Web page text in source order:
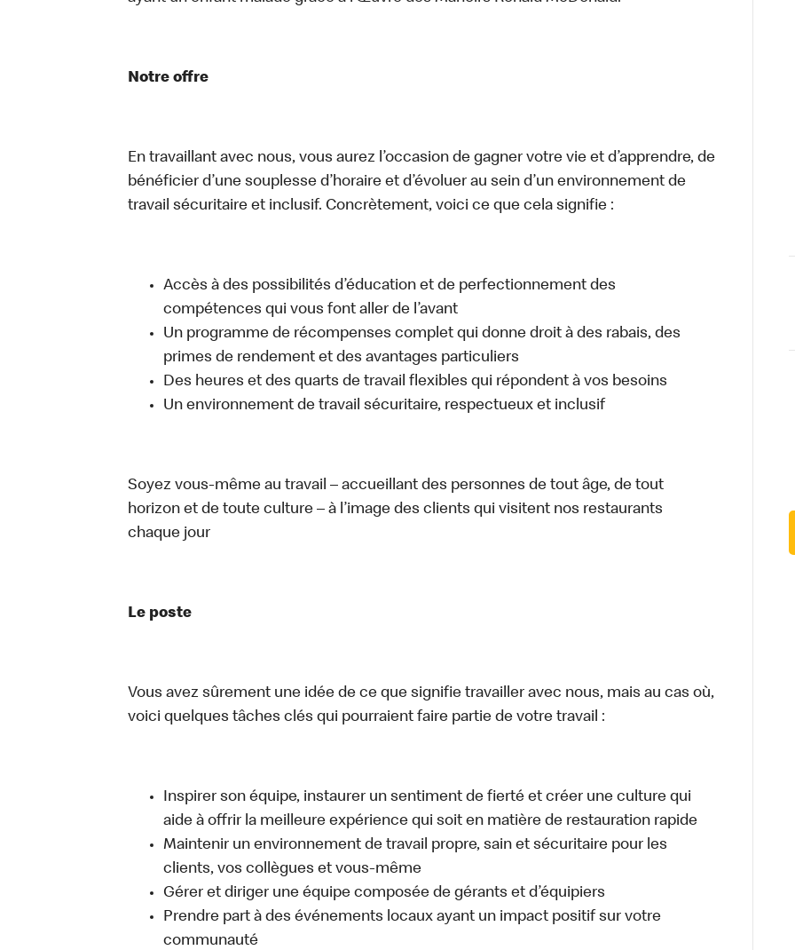
Notre offre
En travaillant avec nous, vous aurez l’occasion de gagner votre vie et d’apprendre, de
bénéficier d’une souplesse d’horaire et d’évoluer au sein d’un environnement de
travail sécuritaire et inclusif. Concrètement, voici ce que cela signifie :
Accès à des possibilités d’éducation et de perfectionnement des
compétences qui vous font aller de l’avant
Un programme de récompenses complet qui donne droit à des rabais, des
primes de rendement et des avantages particuliers
Des heures et des quarts de travail flexibles qui répondent à vos besoins
Un environnement de travail sécuritaire, respectueux et inclusif
Soyez vous-même au travail – accueillant des personnes de tout âge, de tout
horizon et de toute culture – à l’image des clients qui visitent nos restaurants
chaque jour
Le poste
Vous avez sûrement une idée de ce que signifie travailler avec nous, mais au cas où,
voici quelques tâches clés qui pourraient faire partie de votre travail :
Inspirer son équipe, instaurer un sentiment de fierté et créer une culture qui
aide à offrir la meilleure expérience qui soit en matière de restauration rapide
Maintenir un environnement de travail propre, sain et sécuritaire pour les
clients, vos collègues et vous-même
Gérer et diriger une équipe composée de gérants et d’équipiers
Prendre part à des événements locaux ayant un impact positif sur votre
communauté